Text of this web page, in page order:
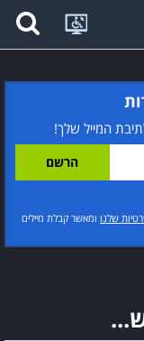
המייל שלך!
שלנו ומאשר קבלת מיילים